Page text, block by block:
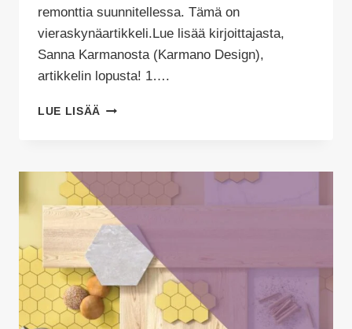
remonttia suunnitellessa. Tämä on
vieraskynäartikkeli.Lue lisää kirjoittajasta,
Sanna Karmanosta (Karmano Design),
artikkelin lopusta! 1….
LUE LISÄÄ ONNISTUNEEN
VINKKIÄ